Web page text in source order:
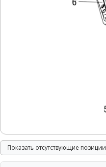
Показать отсутствующие позиции